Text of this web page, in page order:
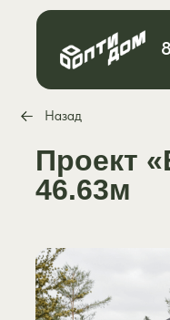
Каталог
Назад
Проект
46.63м